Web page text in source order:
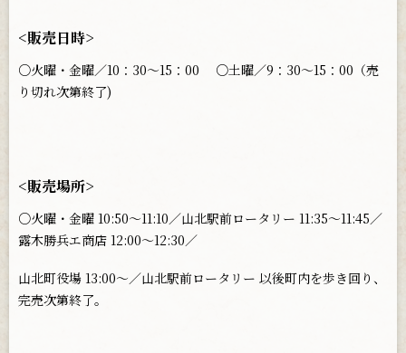
<販売日時>
○火曜・金曜／10：30～15：00 ○土曜／9：30～15：00（売
り切れ次第終了)
<販売場所>
○火曜・金曜 10:50～11:10／山北駅前ロータリー 11:35～11:45／
露木勝兵エ商店 12:00～12:30／
山北町役場 13:00～／山北駅前ロータリー 以後町内を歩き回り、
完売次第終了。